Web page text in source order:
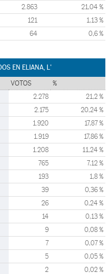
2.863 21,04 %
121 1,13 %
64 0,6 %
EN ELIANA, L'
VOTOS %
2.278 21,2 %
2.175 20,24 %
1.920 17,87 %
1.919 17,86 %
1.208 11,24 %
765 7,12 %
193 1,8 %
39 0,36 %
26 0,24 %
14 0,13 %
9 0,08 %
7 0,07 %
5 0,05 %
2 0,02 %